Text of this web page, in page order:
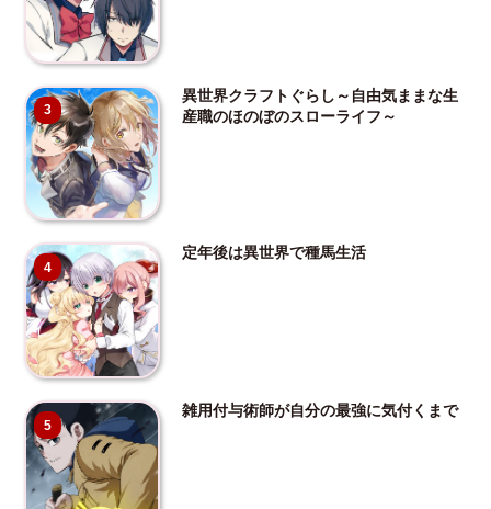
3
異世界クラフトぐらし～自由気ままな生
産職のほのぼのスローライフ～
4
定年後は異世界で種馬生活
5
雑用付与術師が自分の最強に気付くまで